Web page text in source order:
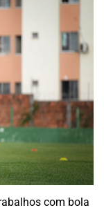
com bola